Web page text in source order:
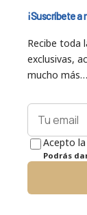
¡Suscríbete
Recibe toda
exclusivas,
mucho más…
Acepto
Podrás